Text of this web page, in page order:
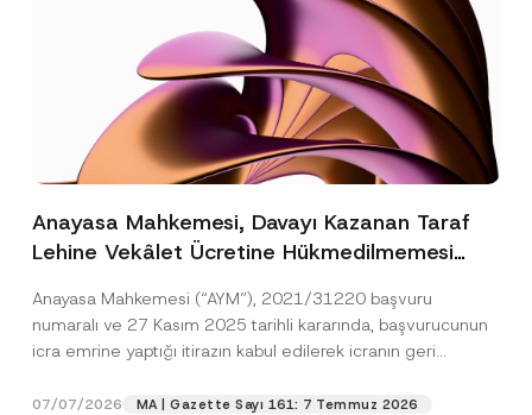
Anayasa Mahkemesi, Davayı Kazanan Taraf
Lehine Vekâlet Ücretine Hükmedilmemesi
Edildiğine Karar Verdi
Anayasa Mahkemesi (“AYM”), 2021/31220 başvuru
numaralı ve 27 Kasım 2025 tarihli kararında, başvurucunun
icra emrine yaptığı itirazın kabul edilerek icranın geri
07/07/2026
MA | Gazette Sayı 161: 7 Temmuz 2026